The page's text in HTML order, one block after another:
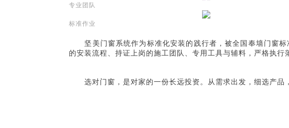
专业团队
标准作业
坚美门窗系统作为标准化安装的践行者，被全国奉墙门窗
的安装流程、持证上岗的施工团队、专用工具与辅料，严格执
选对门窗，是对家的一份长远投资。从需求出发，细选产品